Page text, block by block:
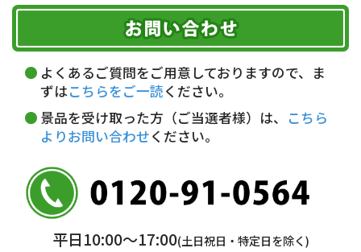
お届け可能時間帯
午前中 14～16時
16～18時
18～20時
19～21時 指定なし
代金引換(現金のみ)
5,000円未満…330円(税込)
銀行振込(前払い)
普通 7263489
＜口座名＞ カ）ディースタイル
※ 振込み手数料お客様ご負担。
期限を含むルール（条件）や、お客様にご負担い
ただく費用がございます。
詳しくはこちら▶
よくあるご質問をご用意しておりますので、ま
ずはこちらをご一読ください。
景品を受け取った方（ご当選者様）は、 こちら
よりお問い合わせください。
平日10:00〜17:00(土日祝日・特定日を除く)